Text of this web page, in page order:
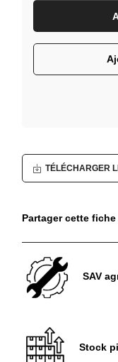
TÉLÉCHARGER
Partager cette
SAV
Stock